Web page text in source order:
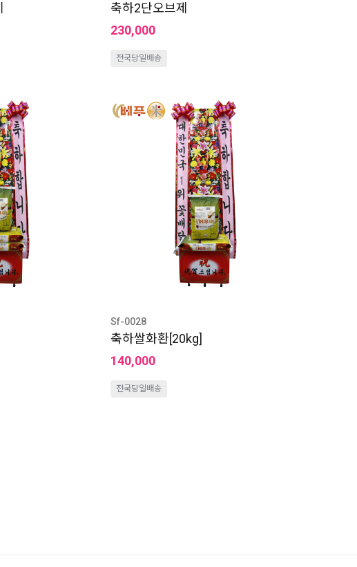
축하2단오브제
230,000
전국당일배송
Sf-0028
축하쌀화환[20kg]
140,000
전국당일배송